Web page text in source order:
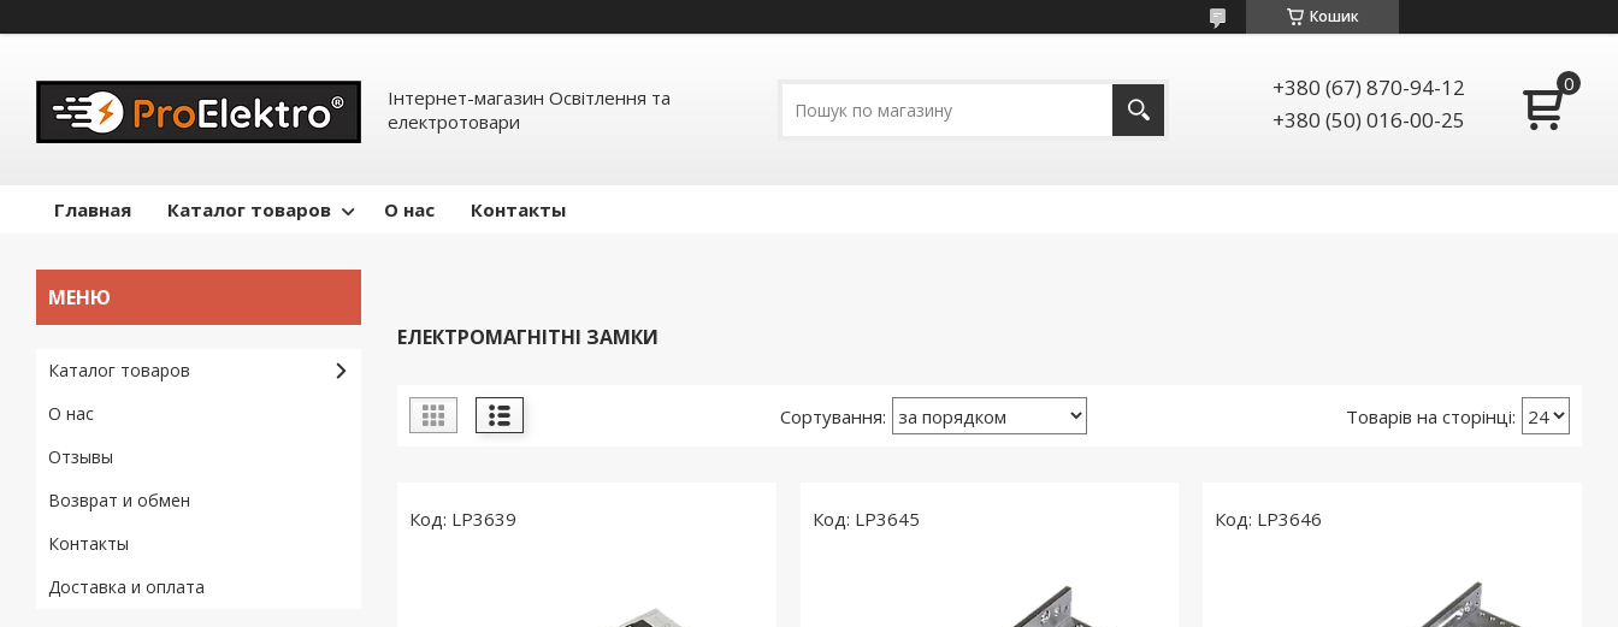
Кошик
Інтернет-магазин Освітлення та
електротовари
+380 (67) 870-94-12
+380 (50) 016-00-25
Главная Каталог товаров О нас Контакты
ЕЛЕКТРОМАГНІТНІ ЗАМКИ
LP3639 LP3645 LP3646
Каталог товаров
О нас
Отзывы
Возврат и обмен
Контакты
Доставка и оплата